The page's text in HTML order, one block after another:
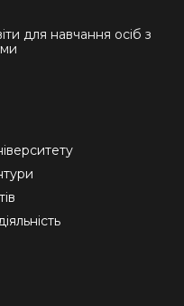
для навчання осіб з